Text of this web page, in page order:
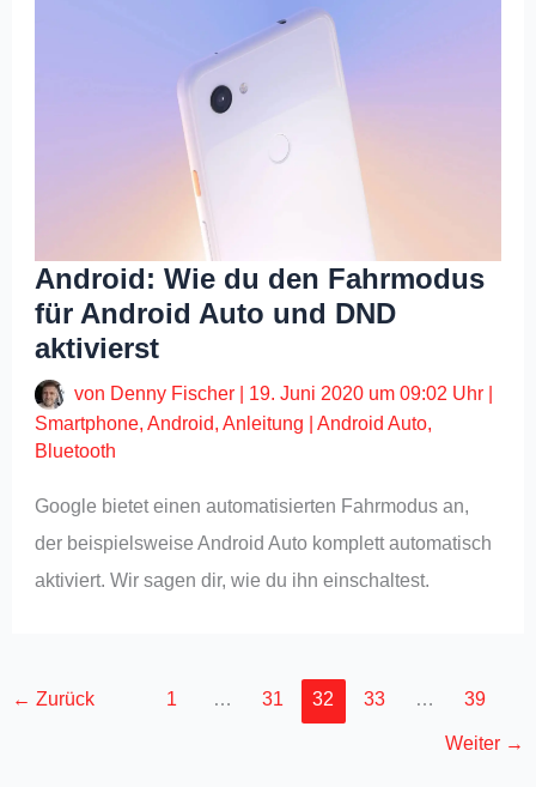
Android: Wie du den Fahrmodus
für Android Auto und DND
aktivierst
von Denny Fischer 19. Juni 2020 um 09:02 Uhr
Smartphone,Android,Anleitung |Android Auto,
Bluetooth
Google bietet einen automatisierten Fahrmodus an,
der beispielsweise Android Auto komplett automatisch
aktiviert. Wir sagen dir, wie du ihn einschaltest.
← Zurück 1 … 31 32 33 … 39
Weiter →